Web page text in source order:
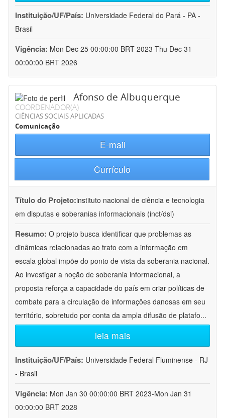
Instituição/UF/País: Universidade Federal do Pará - PA -
Brasil
Vigência: Mon Dec 25 00:00:00 BRT 2023-Thu Dec 31
00:00:00 BRT 2026
Afonso de Albuquerque
COORDENADOR(A)
CIÊNCIAS SOCIAIS APLICADAS
Comunicação
E-mail
Currículo
Título do Projeto:instituto nacional de ciência e tecnologia
em disputas e soberanias informacionais (inct/dsi)
Resumo: O projeto busca identificar que problemas as
dinâmicas relacionadas ao trato com a informação em
escala global impõe do ponto de vista da soberania nacional.
Ao investigar a noção de soberania informacional, a
proposta reforça a capacidade do país em criar políticas de
combate para a circulação de informações danosas em seu
território, sobretudo por conta da ampla difusão de platafo...
leia mais
Instituição/UF/País: Universidade Federal Fluminense - RJ
- Brasil
Vigência: Mon Jan 30 00:00:00 BRT 2023-Mon Jan 31
00:00:00 BRT 2028